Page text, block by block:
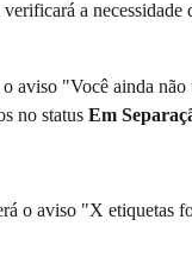
a necessidade
aviso "Você ainda
no status Em
o aviso "X etiquetas